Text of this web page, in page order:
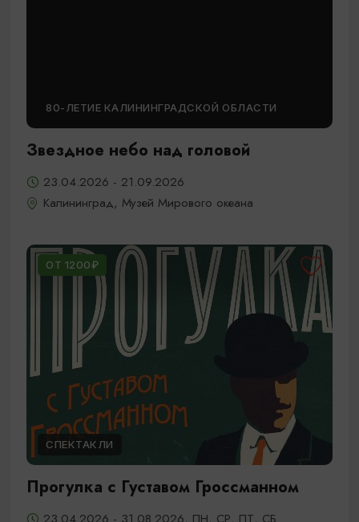
80-ЛЕТИЕ КАЛИНИНГРАДСКОЙ ОБЛАСТИ
Звездное небо над головой
23.04.2026 - 21.09.2026
Калининград, Музей Мирового океана
ОТ 1200₽
СПЕКТАКЛИ
Прогулка с Густавом Гроссманном